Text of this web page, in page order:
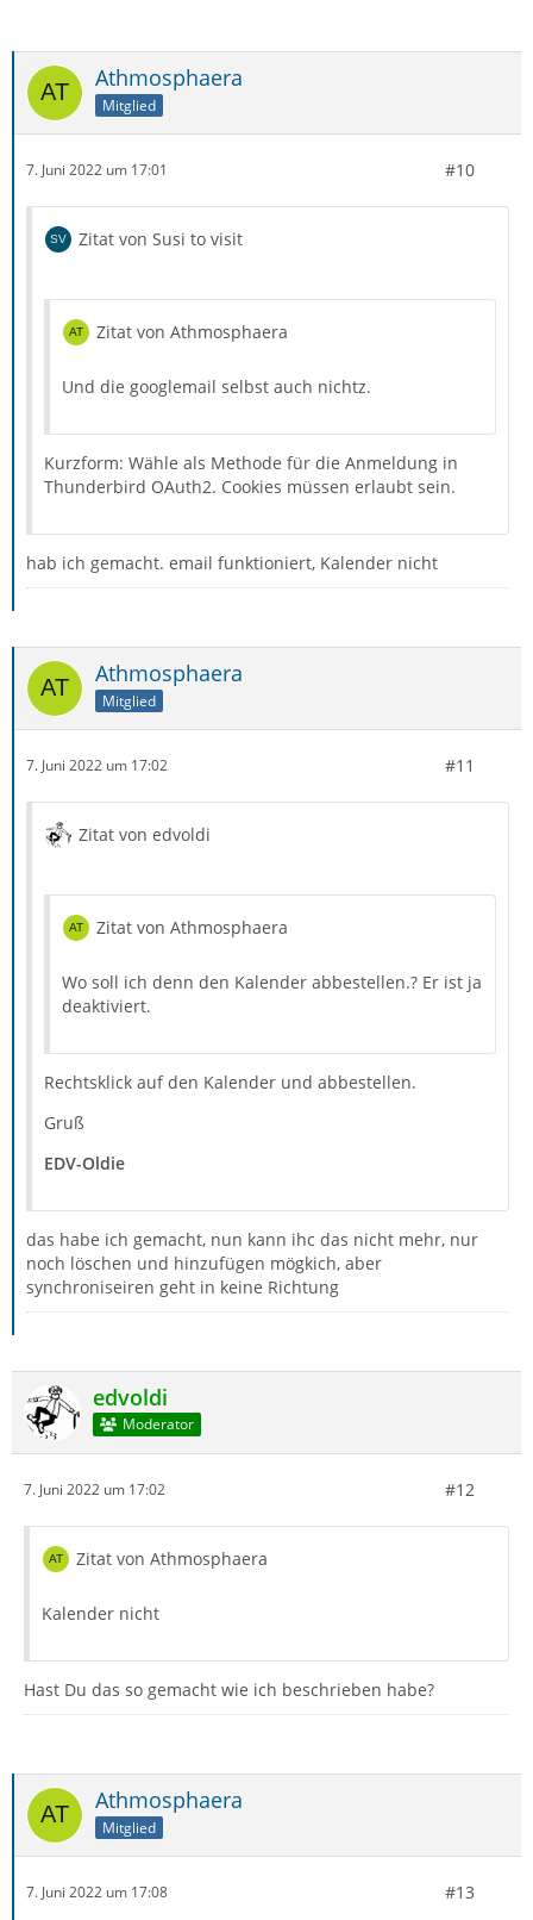
Athmosphaera
Mitglied
7. Juni 2022 um 17:01 #10
Zitat von Susi to visit
Zitat von Athmosphaera
Und die googlemail selbst auch nichtz.
Kurzform: Wähle als Methode für die Anmeldung in
Thunderbird OAuth2. Cookies müssen erlaubt sein.
hab ich gemacht. email funktioniert, Kalender nicht
Athmosphaera
Mitglied
7. Juni 2022 um 17:02 #11
Zitat von edvoldi
Zitat von Athmosphaera
Wo soll ich denn den Kalender abbestellen.? Er ist ja
deaktiviert.
Rechtsklick auf den Kalender und abbestellen.
Gruß
EDV-Oldie
das habe ich gemacht, nun kann ihc das nicht mehr, nur
noch löschen und hinzufügen mögkich, aber
synchroniseiren geht in keine Richtung
edvoldi
Moderator
7. Juni 2022 um 17:02 #12
Zitat von Athmosphaera
Kalender nicht
Hast Du das so gemacht wie ich beschrieben habe?
Athmosphaera
Mitglied
7. Juni 2022 um 17:08 #13